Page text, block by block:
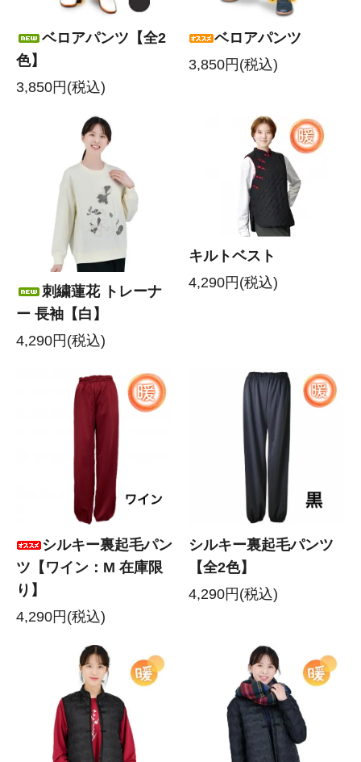
ベロアパンツ【全2
色】
3,850円(税込)
ベロアパンツ
3,850円(税込)
刺繍蓮花 トレーナ
ー 長袖【白】
4,290円(税込)
キルトベスト
4,290円(税込)
シルキー裏起毛パン
ツ【ワイン：M 在庫限
り】
4,290円(税込)
シルキー裏起毛パンツ
【全2色】
4,290円(税込)